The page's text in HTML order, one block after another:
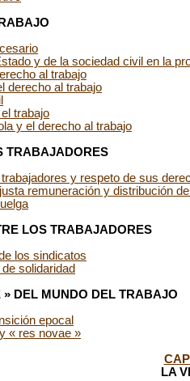
y de la sociedad civil en la
al trabajo
derecho al trabajo
trabajo
y el derecho al trabajo
TRABAJADORES
y respeto de sus
remuneración y distribución
LOS TRABAJADORES
los sindicatos
solidaridad
» DEL MUNDO DEL TRABAJO
epocal
« res novae »
LA